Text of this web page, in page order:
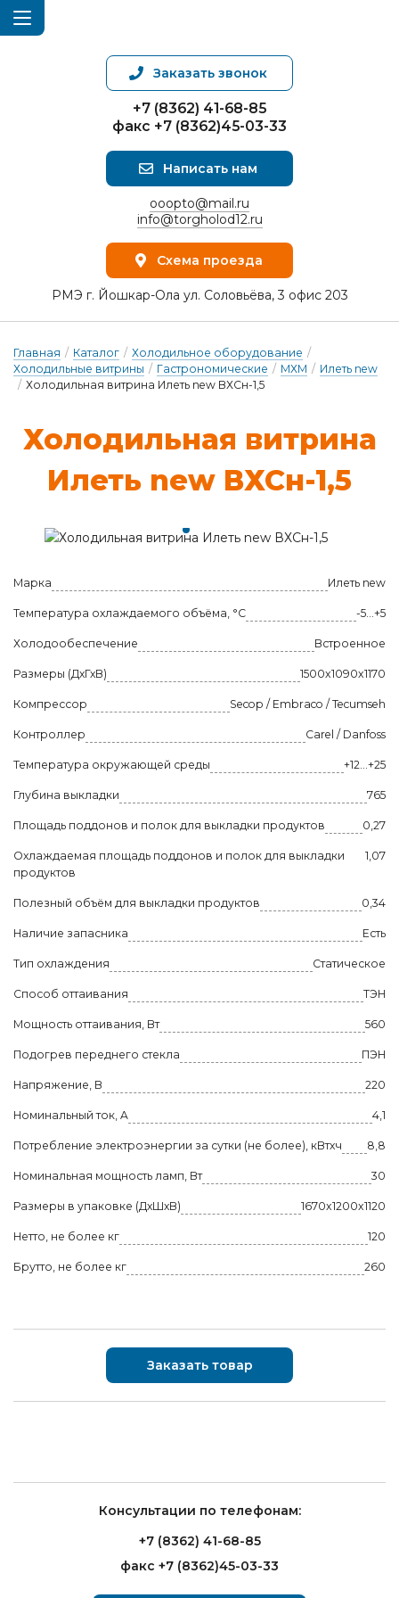
Заказать звонок
+7 (8362) 41-68-85
факс +7 (8362)45-03-33
Написать нам
ooopto@mail.ru
info@torgholod12.ru
Схема проезда
РМЭ г. Йошкар-Ола ул. Соловьёва, 3 офис 203
Главная / Каталог / Холодильное оборудование /
Холодильные витрины / Гастрономические / МХМ / Илеть new
/ Холодильная витрина Илеть new ВХСн-1,5
Хо­ло­диль­ная вит­ри­на
И­леть new ВХСн-1,5
Марка Илеть new
Температура охлаждаемого объёма, °C -5...+5
Холодообеспечение Встроенное
Размеры (ДхГхВ) 1500x1090x1170
Компрессор Secop / Embraco / Tecumseh
Контроллер Carel / Danfoss
Температура окружающей среды +12…+25
Глубина выкладки 765
Площадь поддонов и полок для выкладки продуктов 0,27
Охлаждаемая площадь поддонов и полок для выкладки
продуктов
1,07
Полезный объём для выкладки продуктов 0,34
Наличие запасника Есть
Тип охлаждения Статическое
Способ оттаивания ТЭН
Мощность оттаивания, Вт 560
Подогрев переднего стекла ПЭН
Напряжение, В 220
Номинальный ток, A 4,1
Потребление электроэнергии за сутки (не более), кВтхч 8,8
Номинальная мощность ламп, Вт 30
Размеры в упаковке (ДхШхВ) 1670x1200x1120
Нетто, не более кг 120
Брутто, не более кг 260
Заказать товар
Консультации по телефонам:
+7 (8362) 41-68-85
факс +7 (8362)45-03-33